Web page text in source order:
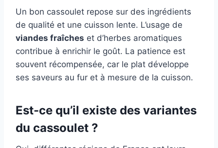
Un bon cassoulet repose sur des ingrédients
de qualité et une cuisson lente. L’usage de
viandes fraîches et d’herbes aromatiques
contribue à enrichir le goût. La patience est
souvent récompensée, car le plat développe
ses saveurs au fur et à mesure de la cuisson.
Est-ce qu’il existe des variantes
du cassoulet ?